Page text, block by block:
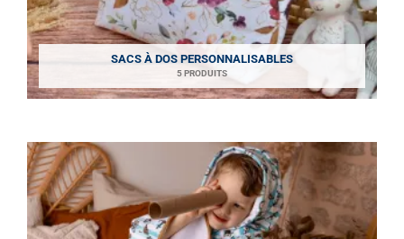
SACS À DOS PERSONNALISABLES
5 PRODUITS